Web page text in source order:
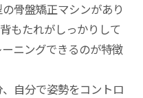
骨盤矯正マシンがあり
もたれがしっかりして
ニングできるのが特徴
自分で姿勢をコントロ